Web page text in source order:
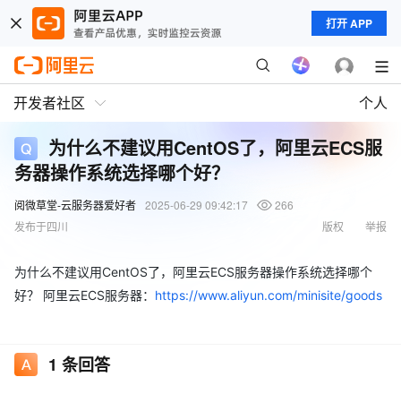
打开 APP
开发者社区 个人
为什么不建议用CentOS了，阿里云ECS服
务器操作系统选择哪个好？
阅微草堂-云服务器爱好者 2025-06-29 09:42:17
266
发布于四川
举报
版权
为什么不建议用CentOS了，阿里云ECS服务器操作系统选择哪个
好？ 阿里云ECS服务器： https://www.aliyun.com/minisite/goods
1 条回答